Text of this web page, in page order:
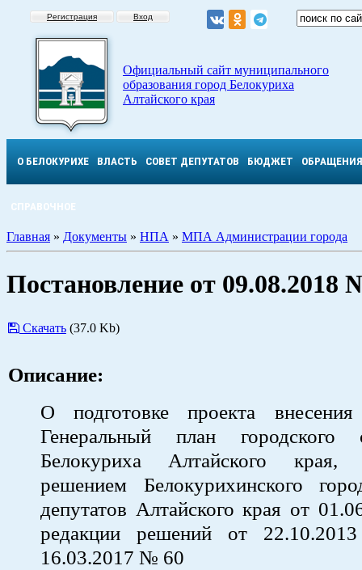
Регистрация Вход
Официальный сайт муниципального
образования город Белокуриха
Алтайского края
О БЕЛОКУРИХЕ ВЛАСТЬ СОВЕТ ДЕПУТАТОВ БЮДЖЕТ ОБРАЩЕНИЯ
СПРАВОЧНОЕ
Главная » Документы » НПА » МПА Администрации города
Постановление от 09.08.2018
Скачать (37.0 Kb)
Описание:
О подготовке проекта
Генеральный план городского
Белокуриха Алтайского края,
решением Белокурихинского
депутатов Алтайского края от
редакции решений от
16.03.2017 № 60